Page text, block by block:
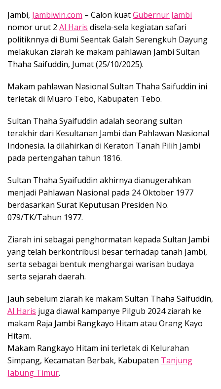
Jambi, Jambiwin.com – Calon kuatGubernur Jambi
nomor urut 2 Al Haris disela-sela kegiatan safari
politiknnya di Bumi Seentak Galah Serengkuh Dayung
melakukan ziarah ke makam pahlawan Jambi Sultan
Thaha Saifuddin, Jumat (25/10/2025).
Makam pahlawan Nasional Sultan Thaha Saifuddin ini
terletak di Muaro Tebo, Kabupaten Tebo.
Sultan Thaha Syaifuddin adalah seorang sultan
terakhir dari Kesultanan Jambi dan Pahlawan Nasional
Indonesia. Ia dilahirkan di Keraton Tanah Pilih Jambi
pada pertengahan tahun 1816.
Sultan Thaha Syaifuddin akhirnya dianugerahkan
menjadi Pahlawan Nasional pada 24 Oktober 1977
berdasarkan Surat Keputusan Presiden No.
079/TK/Tahun 1977.
Ziarah ini sebagai penghormatan kepada Sultan Jambi
yang telah berkontribusi besar terhadap tanah Jambi,
serta sebagai bentuk menghargai warisan budaya
serta sejarah daerah.
Jauh sebelum ziarah ke makam Sultan Thaha Saifuddin,
Al Haris juga diawal kampanye Pilgub 2024 ziarah ke
makam Raja Jambi Rangkayo Hitam atau Orang Kayo
Hitam.
Makam Rangkayo Hitam ini terletak di Kelurahan
Simpang, Kecamatan Berbak, Kabupaten Tanjung
Jabung Timur.